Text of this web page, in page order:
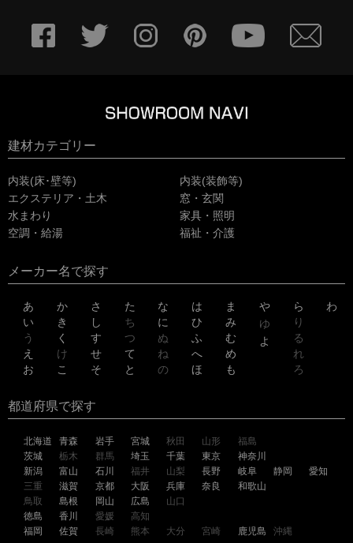
建材カテゴリー
内装(床･壁等)
内装(装飾等)
エクステリア・土木
窓・玄関
水まわり
家具・照明
空調・給湯
福祉・介護
メーカー名で探す
あ
い
う
え
お
か
き
く
け
こ
さ
し
す
せ
そ
た
ち
つ
て
と
な
に
ぬ
ね
の
は
ひ
ふ
へ
ほ
ま
み
む
め
も
や
ゆ
よ
ら
り
る
れ
ろ
わ
都道府県で探す
北海道 青森 岩手 宮城 秋田 山形
福島
茨城
栃木 群馬 埼玉 千葉 東京
神奈川
新潟
富山 石川 福井 山梨 長野 岐阜 静岡
愛知
三重
滋賀 京都 大阪 兵庫 奈良
和歌山
鳥取
島根 岡山 広島
山口
徳島
香川 愛媛
高知
福岡
佐賀 長崎 熊本 大分 宮崎 鹿児島 沖縄